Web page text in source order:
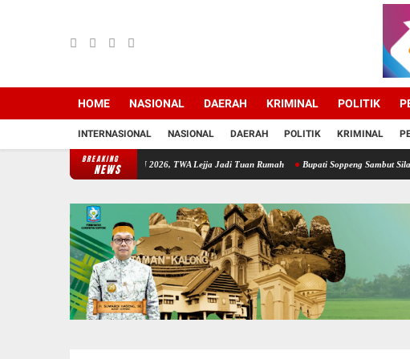
HOME NASIONAL DAERAH KRIMINAL POLITIK
INTERNASIONAL NASIONAL DAERAH POLITIK KRIMINAL
BREAKING
NEWS
Persiapan HKAN 2026, TWA Lejja Jadi Tuan Rumah Bupati Soppeng Sambut Silaturahmi